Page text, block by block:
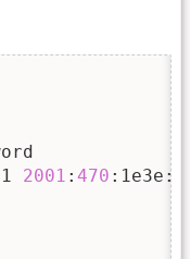
2001 : 470 :1e3e: